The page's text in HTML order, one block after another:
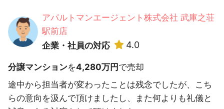
アパルトマンエージェント株式会社 武庫之荘
駅前店
企業・社員の対応
4.0
分譲マンションを4,280万円で売却
途中から担当者が変わったことは残念でしたが、こち
らの意向を汲んで頂けましたし、また何よりも礼儀と